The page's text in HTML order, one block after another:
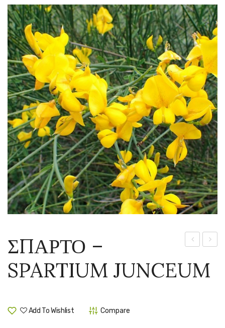
PLUMERIA
–
ΣΠΑΡΤΟ –
SPARTIUM JUNCEUM
Add To Wishlist Compare